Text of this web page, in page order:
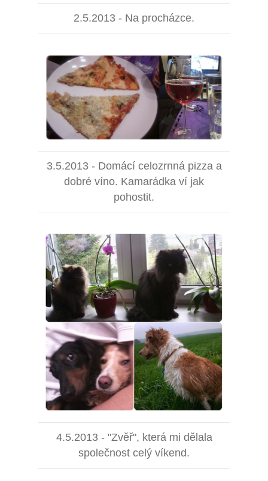
2.5.2013 - Na procházce.
3.5.2013 - Domácí celozrnná pizza a
dobré víno. Kamarádka ví jak
pohostit.
4.5.2013 - "Zvěř", která mi dělala
společnost celý víkend.